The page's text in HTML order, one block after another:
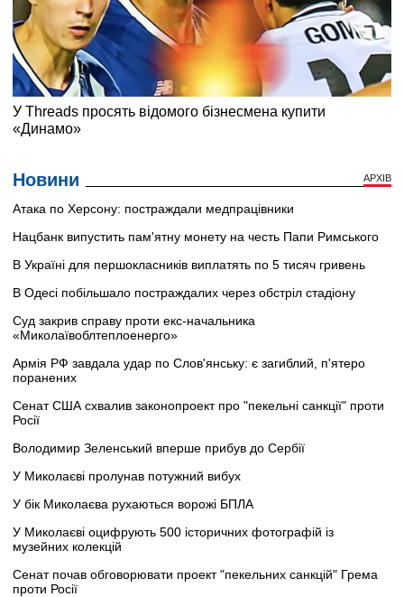
Новини АРХІВ
Атака по Херсону: постраждали медпрацівники
Нацбанк випустить пам'ятну монету на честь Папи Римського
В Україні для першокласників виплатять по 5 тисяч гривень
В Одесі побільшало постраждалих через обстріл стадіону
Суд закрив справу проти екс-начальника
«Миколаївоблтеплоенерго»
Армія РФ завдала удар по Слов'янську: є загиблий, п'ятеро
поранених
Сенат США схвалив законопроект про "пекельні санкції" проти
Росії
Володимир Зеленський вперше прибув до Сербії
У Миколаєві пролунав потужний вибух
У бік Миколаєва рухаються ворожі БПЛА
У Миколаєві оцифрують 500 історичних фотографій із
музейних колекцій
Сенат почав обговорювати проект "пекельних санкцій" Грема
проти Росії